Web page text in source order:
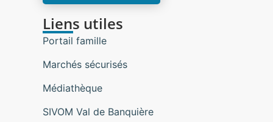
Liens utiles
Portail famille
Marchés sécurisés
Médiathèque
SIVOM Val de Banquière